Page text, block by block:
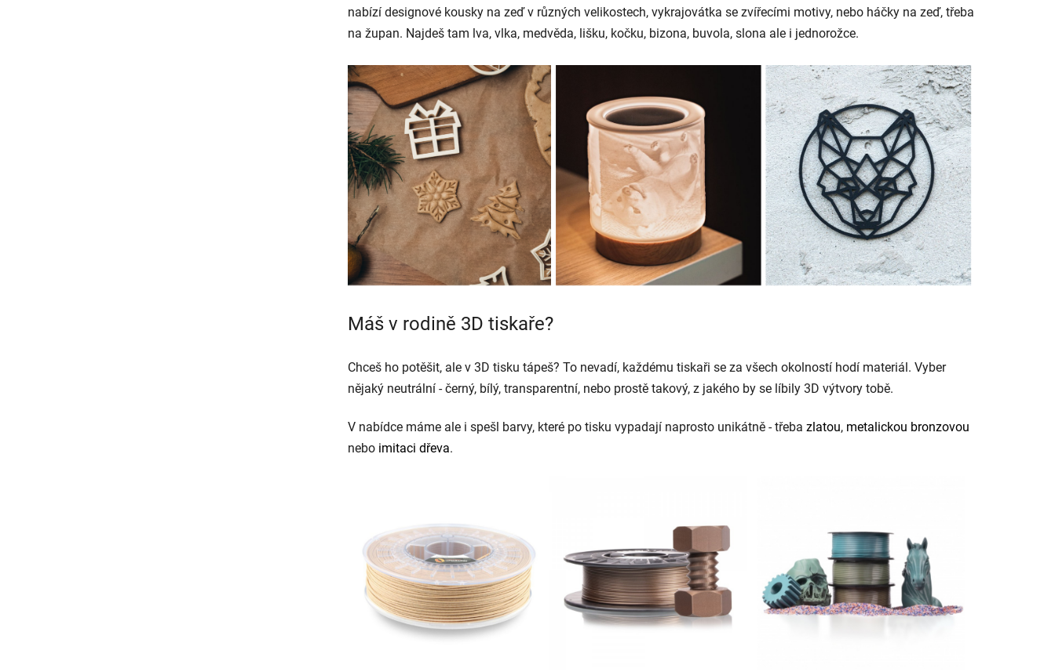
nabízí designové kousky na zeď v různých velikostech, vykrajovátka se zvířecími motivy, nebo háčky na zeď, třeba
na župan. Najdeš tam lva, vlka, medvěda, lišku, kočku, bizona, buvola, slona ale i jednorožce.
Máš v rodině 3D tiskaře?
Chceš ho potěšit, ale v 3D tisku tápeš? To nevadí, každému tiskaři se za všech okolností hodí materiál. Vyber
nějaký neutrální - černý, bílý, transparentní, nebo prostě takový, z jakého by se líbily 3D výtvory tobě.
V nabídce máme ale i spešl barvy, které po tisku vypadají naprosto unikátně - třeba zlatou, metalickou bronzovou
nebo imitaci dřeva.